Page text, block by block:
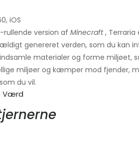
iOS
version af Minecraft, Terraria
genereret verden, som du kan
materialer og forme miljøet,
miljøer og kæmper mod fjender,
du vil.
Værd